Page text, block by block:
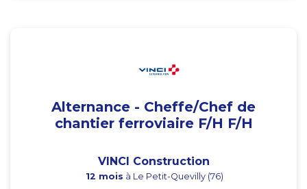
Alternance - Cheffe/Chef de
chantier ferroviaire F/H F/H
VINCI Construction
12 mois à Le Petit-Quevilly (76)